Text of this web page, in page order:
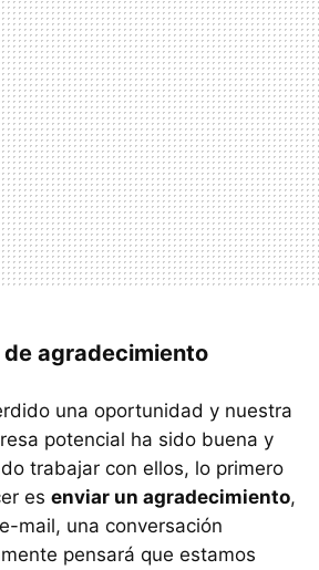
de agradecimiento
una oportunidad y nuestra
potencial ha sido buena y
trabajar con ellos, lo primero
es enviar un agradecimiento,
mail, una conversación
pensará que estamos